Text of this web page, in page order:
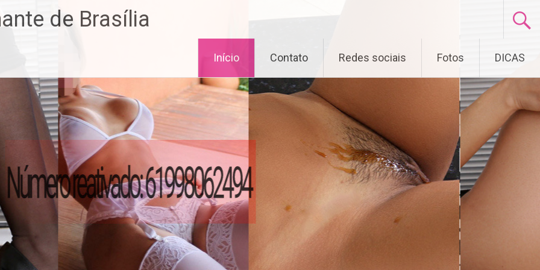
de Brasília
Início Contato Redes sociais Fotos DICAS